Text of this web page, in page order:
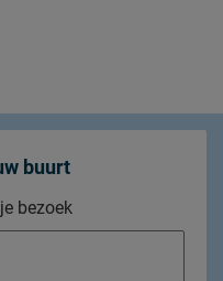
buurt
bezoek